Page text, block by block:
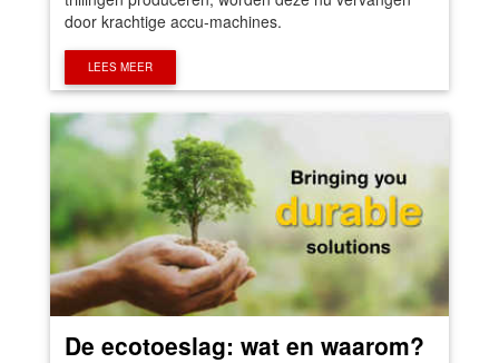
door krachtige accu-machines.
LEES MEER
De ecotoeslag: wat en waarom?